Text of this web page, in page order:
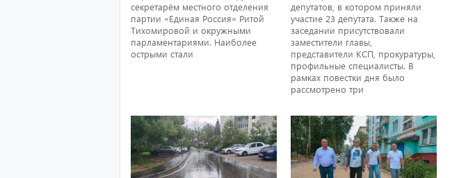
секретарём местного отделения
партии «Единая Россия» Ритой
Тихомировой и окружными
парламентариями. Наиболее
острыми стали
депутатов, в котором приняли
участие 23 депутата. Также на
заседании присутствовали
заместители главы,
представители КСП, прокуратуры,
профильные специалисты. В
рамках повестки дня было
рассмотрено три